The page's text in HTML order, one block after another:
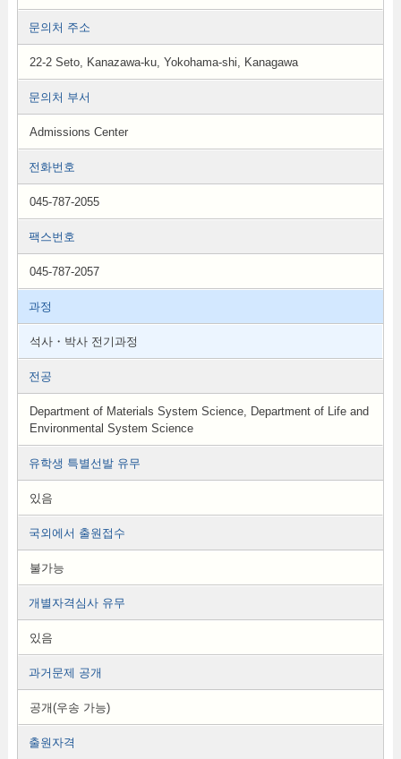
문의처 주소
22-2 Seto, Kanazawa-ku, Yokohama-shi, Kanagawa
문의처 부서
Admissions Center
전화번호
045-787-2055
팩스번호
045-787-2057
과정
석사・박사 전기과정
전공
Department of Materials System Science, Department of Life and
Environmental System Science
유학생 특별선발 유무
있음
국외에서 출원접수
불가능
개별자격심사 유무
있음
과거문제 공개
공개(우송 가능)
출원자격